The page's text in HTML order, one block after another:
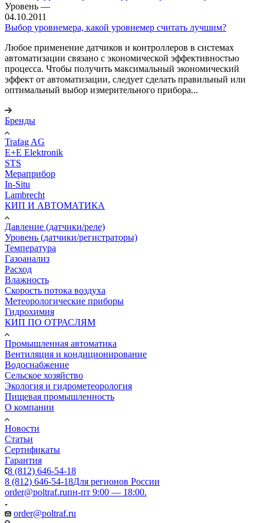
Уровень —
04.10.2011
Выбор уровнемера, какой уровнемер считать лучшим?
Любое применение датчиков и контроллеров в системах
автоматизации связано с экономической эффективностью
процесса. Чтобы получить максимальный экономический
эффект от автоматизации, следует сделать правильный или
оптимальный выбор измерительного прибора...
Бренды
Trafag AG
E+E Elektronik
STS
Мераприбор
In-Situ
Lambrecht
КИП И АВТОМАТИКА
Давление (датчики/реле)
Уровень (датчики/регистраторы)
Температура
Газоанализ
Расход
Влажность
Скорость потока воздуха
Метеорологические приборы
Гидрохимия
КИП ПО ОТРАСЛЯМ
Промышленная автоматика
Вентиляция и кондиционирование
Водоснабжение
Сельское хозяйство
Экология и гидрометеорология
Пищевая промышленность
О компании
Новости
Статьи
Сертификаты
Гарантия
8 (812) 646-54-18
8 (812) 646-54-18Для регионов России
order@poltraf.ruпн-пт 9:00 — 18:00.
order@poltraf.ru